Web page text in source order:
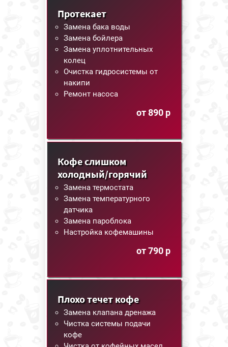
Протекает
Замена бака воды
Замена бойлера
Замена уплотнительных
колец
Очистка гидросистемы от
накипи
Ремонт насоса
от 890 р
Кофе слишком
холодный/горячий
Замена термостата
Замена температурного
датчика
Замена пароблока
Настройка кофемашины
от 790 р
Плохо течет кофе
Замена клапана дренажа
Чистка системы подачи
кофе